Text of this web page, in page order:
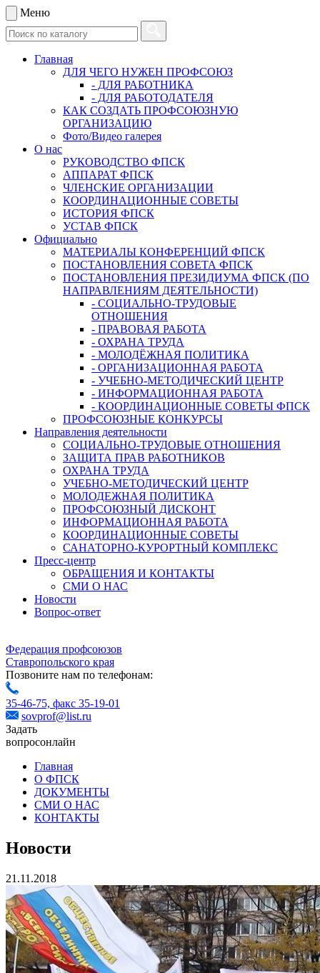
Меню
Главная
ДЛЯ ЧЕГО НУЖЕН ПРОФСОЮЗ
- ДЛЯ РАБОТНИКА
- ДЛЯ РАБОТОДАТЕЛЯ
КАК СОЗДАТЬ ПРОФСОЮЗНУЮ
ОРГАНИЗАЦИЮ
Фото/Видео галерея
О нас
РУКОВОДСТВО ФПСК
АППАРАТ ФПСК
ЧЛЕНСКИЕ ОРГАНИЗАЦИИ
КООРДИНАЦИОННЫЕ СОВЕТЫ
ИСТОРИЯ ФПСК
УСТАВ ФПСК
Официально
МАТЕРИАЛЫ КОНФЕРЕНЦИЙ ФПСК
ПОСТАНОВЛЕНИЯ СОВЕТА ФПСК
ПОСТАНОВЛЕНИЯ ПРЕЗИДИУМА ФПСК (ПО
НАПРАВЛЕНИЯМ ДЕЯТЕЛЬНОСТИ)
- СОЦИАЛЬНО-ТРУДОВЫЕ
ОТНОШЕНИЯ
- ПРАВОВАЯ РАБОТА
- ОХРАНА ТРУДА
- МОЛОДЁЖНАЯ ПОЛИТИКА
- ОРГАНИЗАЦИОННАЯ РАБОТА
- УЧЕБНО-МЕТОДИЧЕСКИЙ ЦЕНТР
- ИНФОРМАЦИОННАЯ РАБОТА
- КООРДИНАЦИОННЫЕ СОВЕТЫ ФПСК
ПРОФСОЮЗНЫЕ КОНКУРСЫ
Направления деятельности
СОЦИАЛЬНО-ТРУДОВЫЕ ОТНОШЕНИЯ
ЗАЩИТА ПРАВ РАБОТНИКОВ
ОХРАНА ТРУДА
УЧЕБНО-МЕТОДИЧЕСКИЙ ЦЕНТР
МОЛОДЕЖНАЯ ПОЛИТИКА
ПРОФСОЮЗНЫЙ ДИСКОНТ
ИНФОРМАЦИОННАЯ РАБОТА
КООРДИНАЦИОННЫЕ СОВЕТЫ
САНАТОРНО-КУРОРТНЫЙ КОМПЛЕКС
Пресс-центр
ОБРАЩЕНИЯ И КОНТАКТЫ
СМИ О НАС
Новости
Вопрос-ответ
Федерация профсоюзов
Ставропольского края
Позвоните нам по телефонам:
35-46-75, факс 35-19-01
sovprof@list.ru
Задать
вопросонлайн
Главная
О ФПСК
ДОКУМЕНТЫ
СМИ О НАС
КОНТАКТЫ
Новости
21.11.2018